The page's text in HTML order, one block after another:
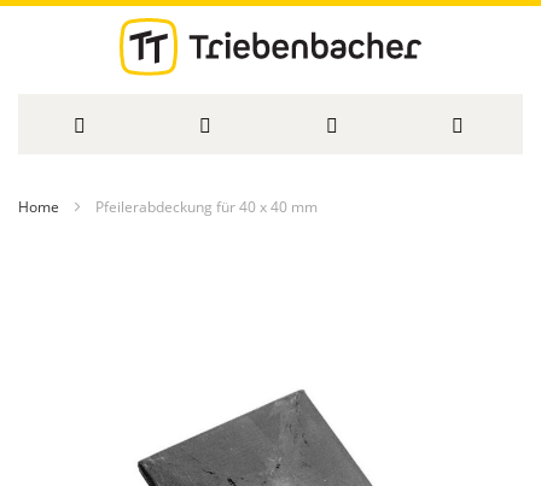
Home Pfeilerabdeckung für 40 x 40 mm